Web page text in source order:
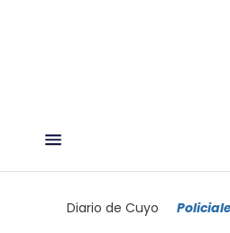
Diario de Cuyo